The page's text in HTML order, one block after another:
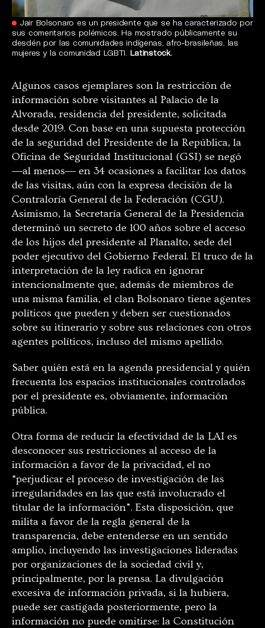
Jair Bolsonaro es un presidente que se ha caracterizado por
sus comentarios polémicos. Ha mostrado públicamente su
desdén por las comunidades indígenas, afro-brasileñas, las
mujeres y la comunidad LGBTI. Latinstock.
Algunos casos ejemplares son la restricción de
información sobre visitantes al Palacio de la
Alvorada, residencia del presidente, solicitada
desde 2019. Con base en una supuesta protección
de la seguridad del Presidente de la República, la
Oficina de Seguridad Institucional (GSI) se negó
―al menos― en 34 ocasiones a facilitar los datos
de las visitas, aún con la expresa decisión de la
Contraloría General de la Federación (CGU).
Asimismo, la Secretaría General de la Presidencia
determinó un secreto de 100 años sobre el acceso
de los hijos del presidente al Planalto, sede del
poder ejecutivo ​del Gobierno Federal. El truco de la
interpretación de la ley radica en ignorar
intencionalmente que, además de miembros de
una misma familia, el clan Bolsonaro tiene agentes
políticos que pueden y deben ser cuestionados
sobre su itinerario y sobre sus relaciones con otros
agentes políticos, incluso del mismo apellido.
Saber quién está en la agenda presidencial y quién
frecuenta los espacios institucionales controlados
por el presidente es, obviamente, información
pública.
Otra forma de reducir la efectividad de la LAI es
desconocer sus restricciones al acceso de la
información a favor de la privacidad, el no
“perjudicar el proceso de investigación de las
irregularidades en las que está involucrado el
titular de la información”. Esta disposición, que
milita a favor de la regla general de la
transparencia, debe entenderse en un sentido
amplio, incluyendo las investigaciones lideradas
por organizaciones de la sociedad civil y,
principalmente, por la prensa. La divulgación
excesiva de información privada, si la hubiera,
puede ser castigada posteriormente, pero la
información no puede omitirse: la Constitución